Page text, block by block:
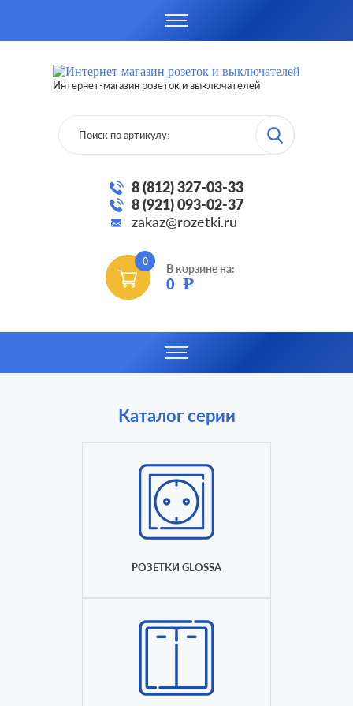
Интернет-магазин розеток и выключателей
8 (812) 327-03-33
8 (921) 093-02-37
zakaz@rozetki.ru
0
В корзине на:
0 Р
Каталог серии
РОЗЕТКИ GLOSSA